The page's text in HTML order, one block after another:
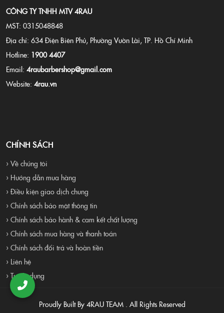
CÔNG TY TNHH MTV 4RAU
MST: 0315048848
Địa chỉ: 634 Điện Biên Phủ, Phường Vườn Lài, TP. Hồ Chí Minh
Hotline: 1900 4407
Email: 4raubarbershop@gmail.com
Website: 4rau.vn
CHÍNH SÁCH
› Về chúng tôi
› Hướng dẫn mua hàng
› Điều kiện giao dịch chung
› Chính sách bảo mật thông tin
› Chính sách bảo hành & cam kết chất lượng
› Chính sách mua hàng và thanh toán
› Chính sách đổi trả và hoàn tiền
› Liên hệ
› Tuyển dụng
Proudly Built By 4RAU TEAM . All Rights Reserved